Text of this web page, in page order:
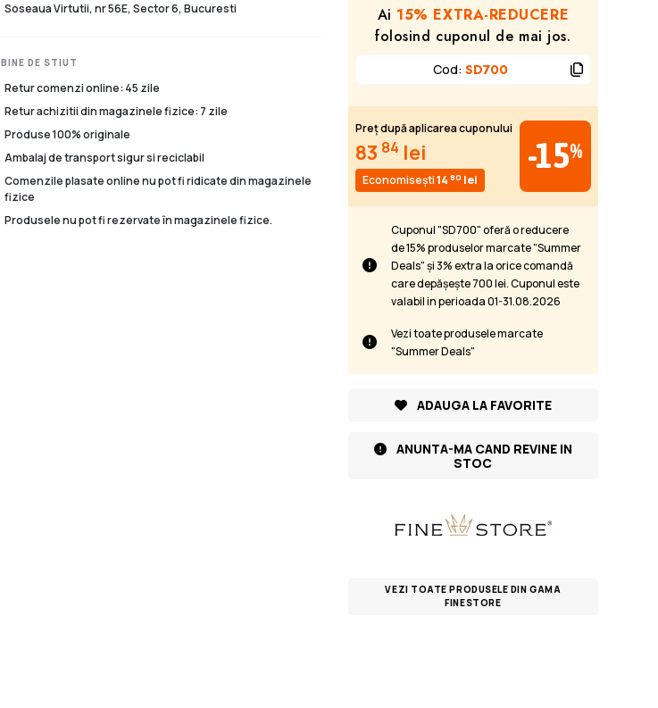
Soseaua Virtutii, nr 56E, Sector 6, Bucuresti
BINE DE STIUT
Retur comenzi online: 45 zile
Retur achizitii din magazinele fizice: 7 zile
Produse 100% originale
Ambalaj de transport sigur si reciclabil
Comenzile plasate online nu pot fi ridicate din magazinele
fizice
Produsele nu pot fi rezervate în magazinele fizice.
Ai 15% EXTRA-REDUCERE
folosind cuponul de mai jos.
Cod: SD700
Preț după aplicarea cuponului
83 84 lei
Economisești14 80 lei
-15%
Cuponul "SD700" oferă o reducere
de 15% produselor marcate "Summer
Deals" și 3% extra la orice comandă
care depășește 700 lei. Cuponul este
valabil in perioada 01-31.08.2026
Vezi toate produsele marcate
"Summer Deals"
ADAUGA LA FAVORITE
ANUNTA-MA CAND REVINE IN
STOC
VEZI TOATE PRODUSELE DIN GAMA
FINESTORE